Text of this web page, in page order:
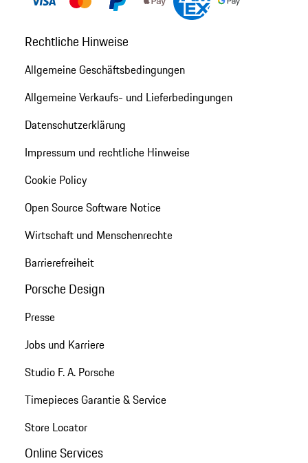
Rechtliche Hinweise
Allgemeine Geschäftsbedingungen
Allgemeine Verkaufs- und Lieferbedingungen
Datenschutzerklärung
Impressum und rechtliche Hinweise
Cookie Policy
Open Source Software Notice
Wirtschaft und Menschenrechte
Barrierefreiheit
Porsche Design
Presse
Jobs und Karriere
Studio F. A. Porsche
Timepieces Garantie & Service
Store Locator
Online Services